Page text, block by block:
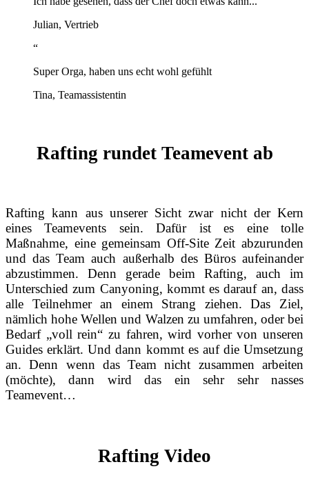
Julian, Vertrieb
“
Super Orga, haben uns echt wohl gefühlt
Tina, Teamassistentin
Rafting rundet Teamevent ab
Rafting kann aus unserer Sicht zwar nicht der Kern
eines Teamevents sein. Dafür ist es eine tolle
Maßnahme, eine gemeinsam Off-Site Zeit abzurunden
und das Team auch außerhalb des Büros aufeinander
abzustimmen. Denn gerade beim Rafting, auch im
Unterschied zum Canyoning, kommt es darauf an, dass
alle Teilnehmer an einem Strang ziehen. Das Ziel,
nämlich hohe Wellen und Walzen zu umfahren, oder bei
Bedarf „voll rein“ zu fahren, wird vorher von unseren
Guides erklärt. Und dann kommt es auf die Umsetzung
an. Denn wenn das Team nicht zusammen arbeiten
(möchte), dann wird das ein sehr sehr nasses
Teamevent…
Rafting Video